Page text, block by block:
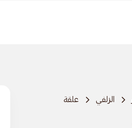
الزلفي علقة